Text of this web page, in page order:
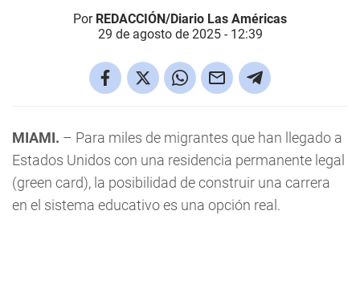
Por REDACCIÓN/Diario Las Américas
29 de agosto de 2025 - 12:39
MIAMI. – Para miles de migrantes que han llegado a
Estados Unidos con una residencia permanente legal
(green card), la posibilidad de construir una carrera
en el sistema educativo es una opción real.